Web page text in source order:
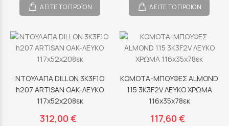
ΔΕΙΤΕ ΤΟ ΠΡΟΪΟΝ ΔΕΙΤΕ ΤΟ ΠΡΟΪΟΝ
ΝΤΟΥΛΑΠΑ DILLON 3K3F1O
h207 ARTISAN OAK-ΛΕΥΚΟ
117x52x208εκ
312,00 €
ΚΟΜΟΤΑ-ΜΠΟΥΦΕΣ ALMOND
115 3K3F2V ΛΕΥΚΟ ΧΡΩΜΑ
116x35x78εκ
117,60 €